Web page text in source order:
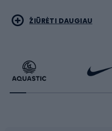
Bėgimas
Dviratininkų apranga
Koviniai sportai
Rakečių sportas
ŽIŪRĖTI DAUGIAU